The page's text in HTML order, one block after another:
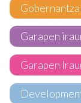
Gobernantza
Garapen
Garapen